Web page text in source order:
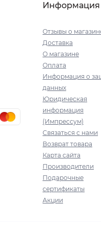
Информация
Отзывы о
Доставка
О магазине
Оплата
Информация о
данных
Юридическая
информация
(Импрессум)
Связаться с нами
Возврат товара
Карта сайта
Производители
Подарочные
сертификаты
Акции